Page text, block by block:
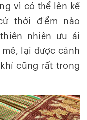
vì có thể lên kế
thời điểm nào
nhiên ưu ái
lại được cánh
cũng rất trong